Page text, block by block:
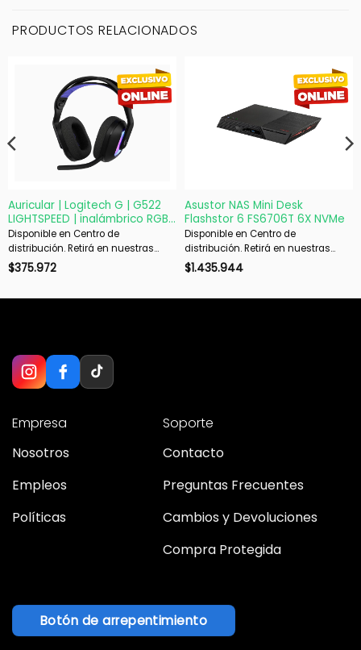
PRODUCTOS RELACIONADOS
Auricular | Logitech G | G522
LIGHTSPEED | inalámbrico RGB
Bluetooth 5.3
Disponible en Centro de
distribución. Retirá en nuestras
sucursales en 48 hs hábiles. Si es
$375.972
Asustor NAS Mini Desk
Flashstor 6 FS6706T 6X NVMe
Disponible en Centro de
distribución. Retirá en nuestras
sucursales en 48 hs hábiles. Si es
$1.435.944
Empresa
Nosotros
Empleos
Políticas
Soporte
Contacto
Preguntas Frecuentes
Cambios y Devoluciones
Compra Protegida
Botón de arrepentimiento